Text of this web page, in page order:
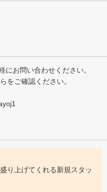
にお問い合わせください。
をご確認ください。
り上げてくれる新規スタッ